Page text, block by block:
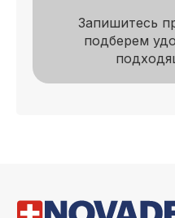
Запишитесь
подберем